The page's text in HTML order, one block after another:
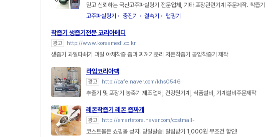
믿고 신뢰하는 국산고주파실링기 전문업체, 기타 포장관련기계 주문제작. 착즙기
고주파실링기
충진기 결속기 랩핑기
착즙기 생즙기전문 코리아메디
광고 http://www.koreamedi.co.kr
생즙기 과일파쇄기 과일 야채착즙 즙과 찌꺼기분리 저온착즙기 공압착즙기 제작
라임코리아팩
광고 http://cafe.naver.com/khs0546
추출기 및 포장기 농축기 제조업체, 건강원기계, 식품설비, 기계설비주문제작
레몬착즙기 레몬 즙짜개
광고 http://smartstore.naver.com/costmall-
코스트몰은 쇼핑몰 성지! 당일발송! 알림받기 1,000원 무조건 할인!